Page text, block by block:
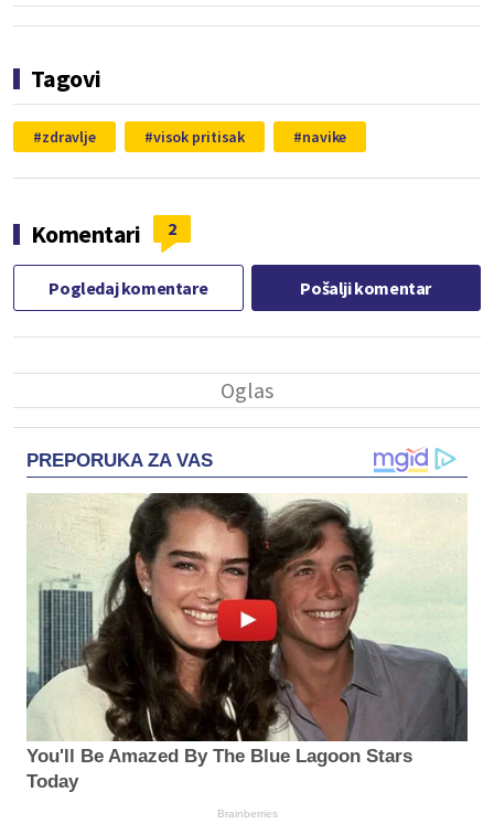
Tagovi
zdravlje visok pritisak navike
Komentari 2
Pogledaj komentare Pošalji komentar
PREPORUKA ZA VAS
You'll Be Amazed By The Blue Lagoon Stars
Today
Brainberries